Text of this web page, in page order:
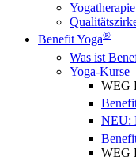
Benefit Yoga®
Was ist
Yoga-Kurse
WEG
NEU:
WEG